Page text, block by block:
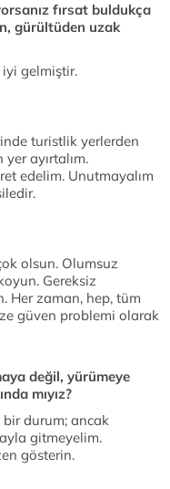
fırsat buldukça
gürültüden uzak
gelmiştir.
turistlik yerlerden
ayırtalım.
edelim. Unutmayalım
olsun. Olumsuz
Gereksiz
Her zaman, hep, tüm
güven problemi olarak
değil, yürümeye
mıyız?
bir durum; ancak
gitmeyelim.
gösterin.